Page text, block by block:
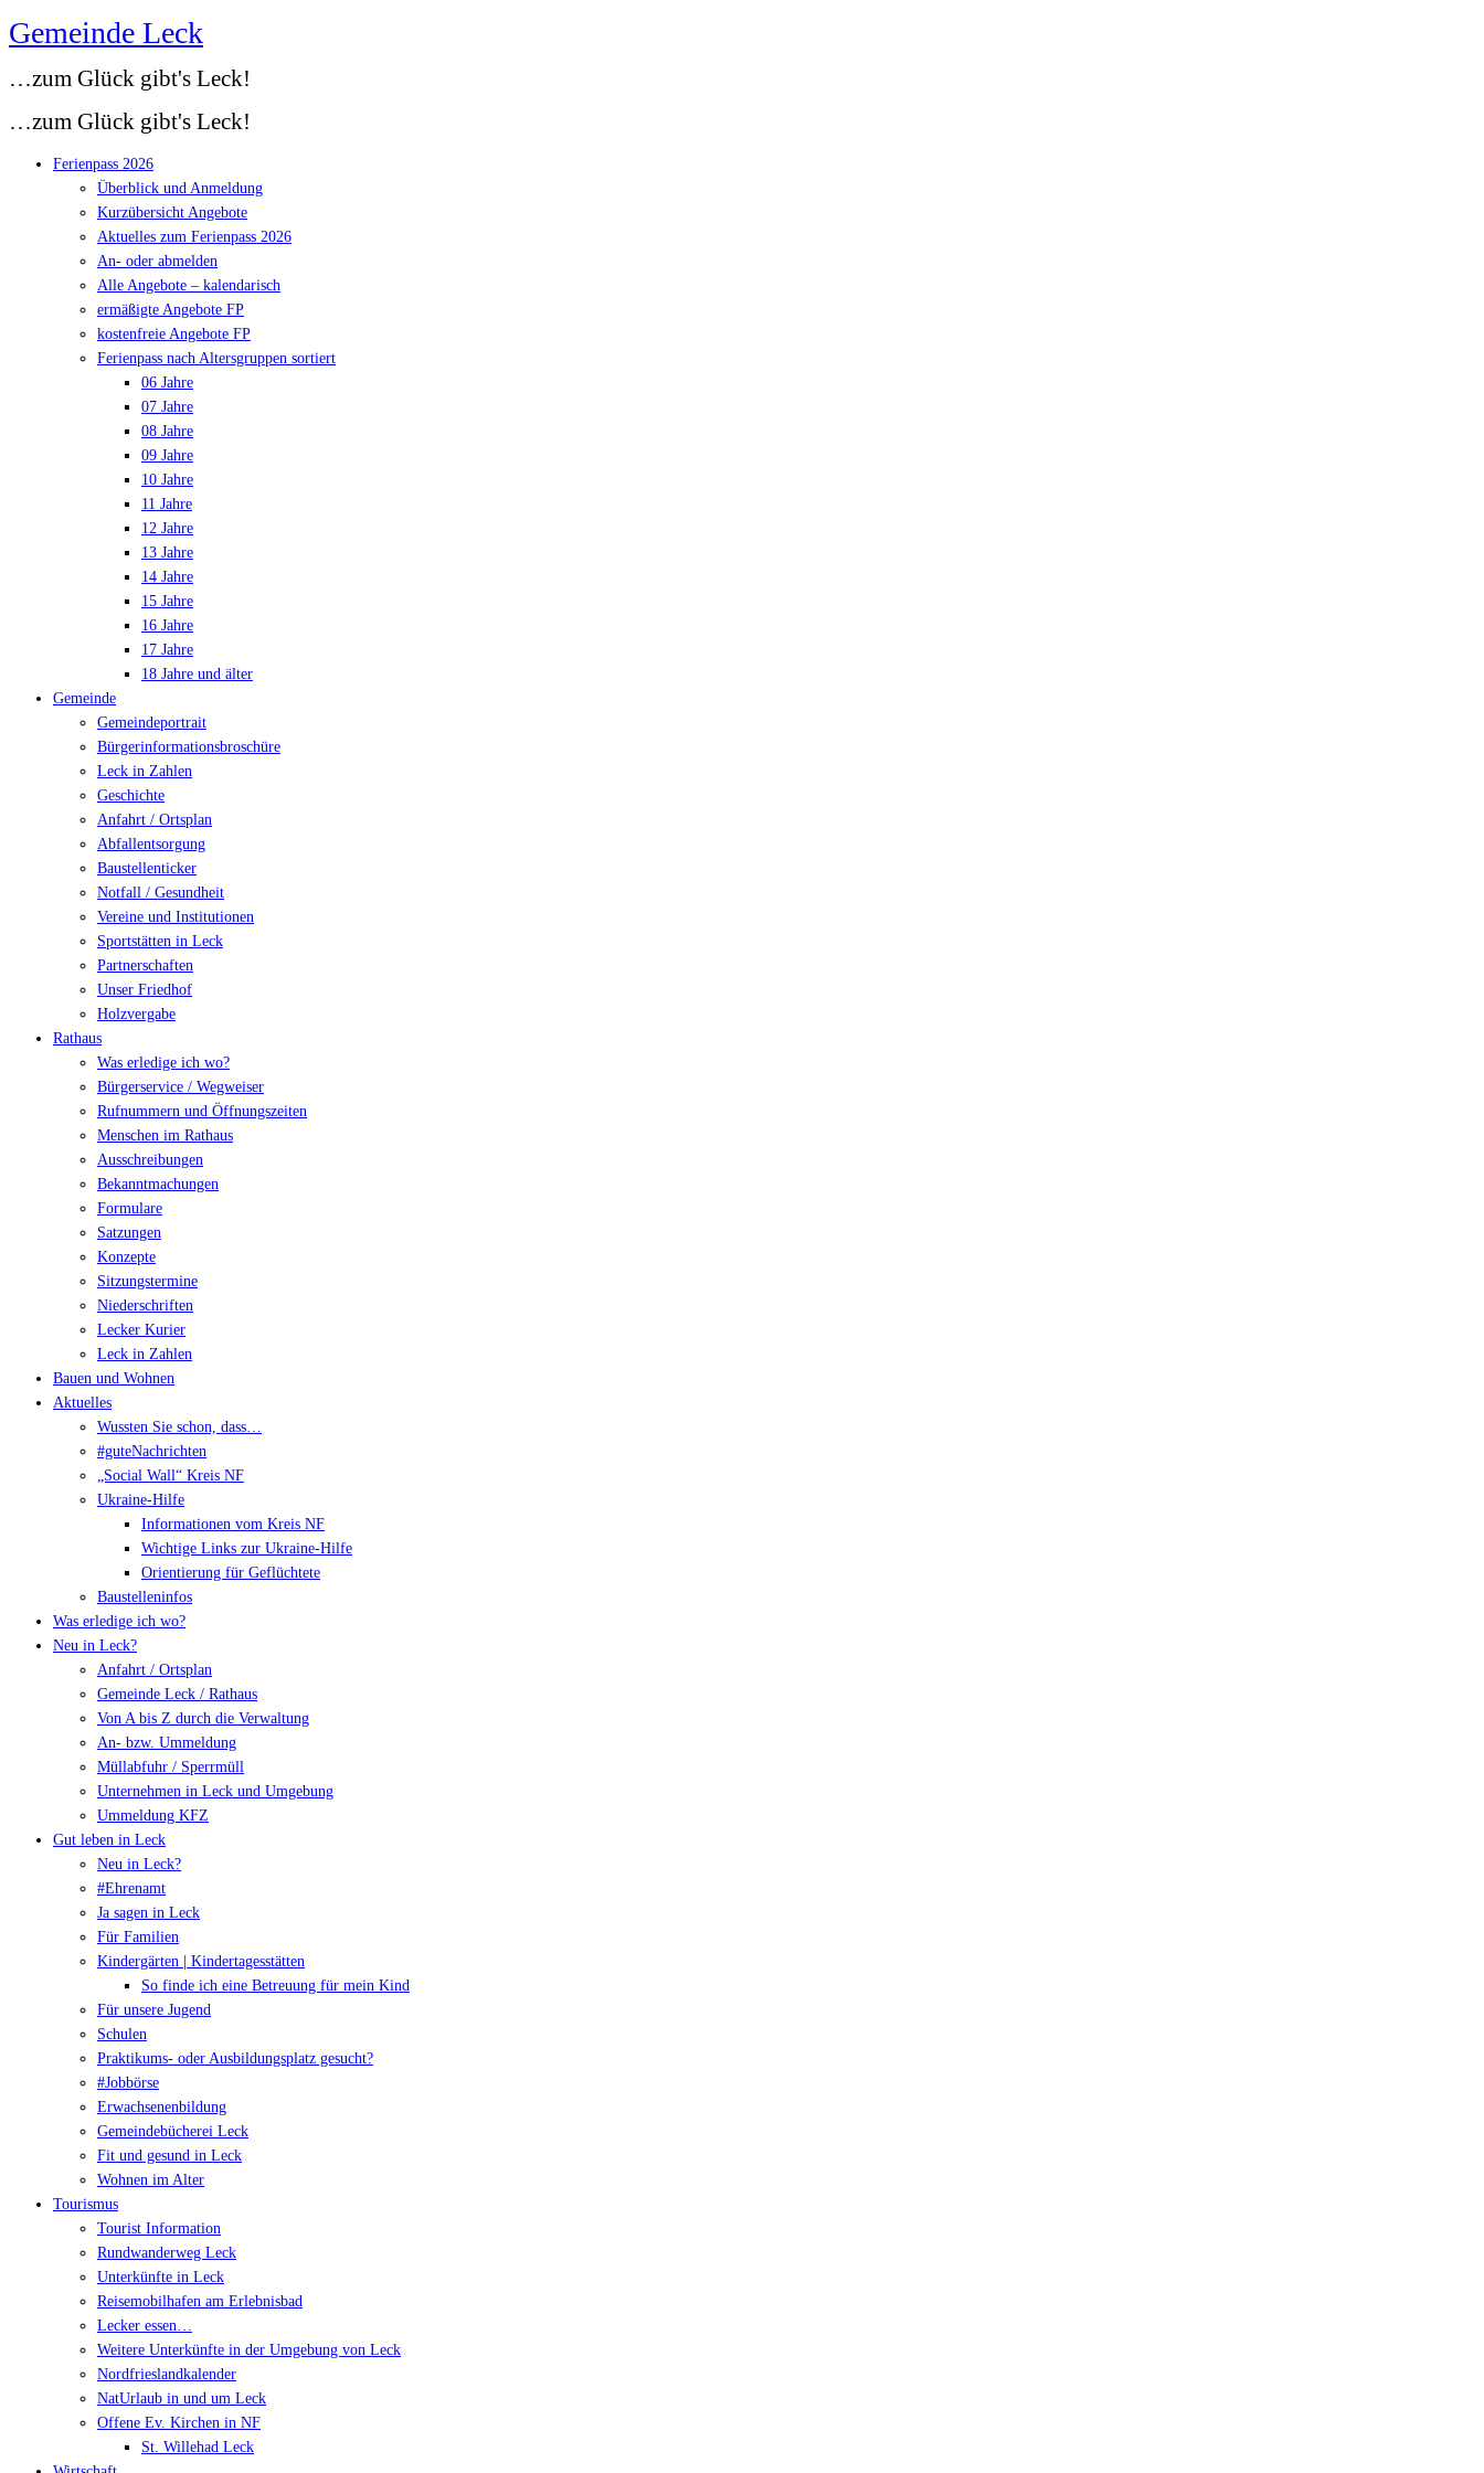
Zum
springen
Gemeinde Leck
…zum Glück gibt's Leck!
…zum Glück gibt's Leck!
Ferienpass 2026
Überblick und Anmeldung
Kurzübersicht Angebote
Aktuelles zum Ferienpass 2026
An- oder abmelden
Alle Angebote – kalendarisch
ermäßigte Angebote FP
kostenfreie Angebote FP
Ferienpass nach Altersgruppen sortiert
06 Jahre
07 Jahre
08 Jahre
09 Jahre
10 Jahre
11 Jahre
12 Jahre
13 Jahre
14 Jahre
15 Jahre
16 Jahre
17 Jahre
18 Jahre und älter
Gemeinde
Gemeindeportrait
Bürgerinformationsbroschüre
Leck in Zahlen
Geschichte
Anfahrt / Ortsplan
Abfallentsorgung
Baustellenticker
Notfall / Gesundheit
Vereine und Institutionen
Sportstätten in Leck
Partnerschaften
Unser Friedhof
Holzvergabe
Rathaus
Was erledige ich wo?
Bürgerservice / Wegweiser
Rufnummern und Öffnungszeiten
Menschen im Rathaus
Ausschreibungen
Bekanntmachungen
Formulare
Satzungen
Konzepte
Sitzungstermine
Niederschriften
Lecker Kurier
Leck in Zahlen
Bauen und Wohnen
Aktuelles
Wussten Sie schon, dass…
#guteNachrichten
„Social Wall“ Kreis NF
Ukraine-Hilfe
Informationen vom Kreis NF
Wichtige Links zur Ukraine-Hilfe
Orientierung für Geflüchtete
Baustelleninfos
Was erledige ich wo?
Neu in Leck?
Anfahrt / Ortsplan
Gemeinde Leck / Rathaus
Von A bis Z durch die Verwaltung
An- bzw. Ummeldung
Müllabfuhr / Sperrmüll
Unternehmen in Leck und Umgebung
Ummeldung KFZ
Gut leben in Leck
Neu in Leck?
#Ehrenamt
Ja sagen in Leck
Für Familien
Kindergärten | Kindertagesstätten
So finde ich eine Betreuung für mein Kind
Für unsere Jugend
Schulen
Praktikums- oder Ausbildungsplatz gesucht?
#Jobbörse
Erwachsenenbildung
Gemeindebücherei Leck
Fit und gesund in Leck
Wohnen im Alter
Tourismus
Tourist Information
Rundwanderweg Leck
Unterkünfte in Leck
Reisemobilhafen am Erlebnisbad
Lecker essen…
Weitere Unterkünfte in der Umgebung von Leck
Nordfrieslandkalender
NatUrlaub in und um Leck
Offene Ev. Kirchen in NF
St. Willehad Leck